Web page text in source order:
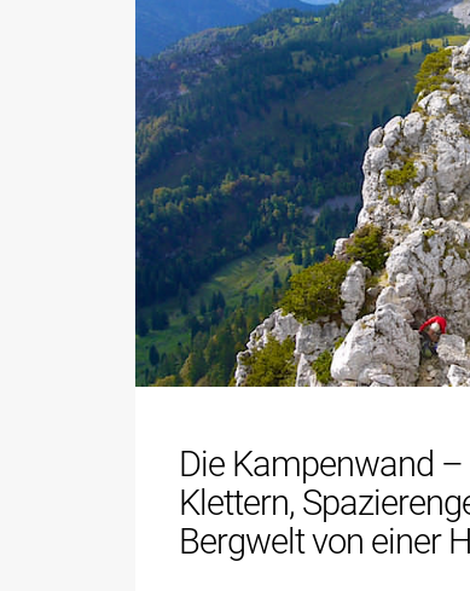
Die Kampenwand
Klettern,
Bergwelt von einer